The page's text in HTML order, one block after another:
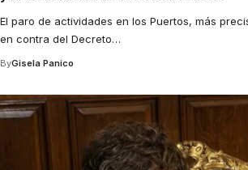
El paro de actividades en los Puertos, más
en contra del Decreto…
ByGisela Panico